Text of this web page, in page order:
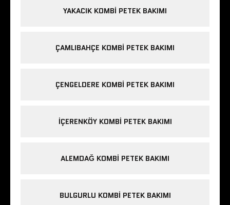
YAKACIK KOMBI PETEK BAKIMI
ÇAMLIBAHÇE KOMBI PETEK BAKIMI
ÇENGELDERE KOMBI PETEK BAKIMI
IÇERENKÖY KOMBI PETEK BAKIMI
ALEMDAĞ KOMBI PETEK BAKIMI
BULGURLU KOMBI PETEK BAKIMI